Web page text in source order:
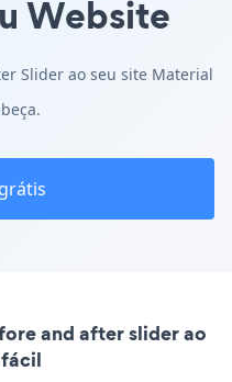
Website
Slider ao seu site Material
and after slider ao